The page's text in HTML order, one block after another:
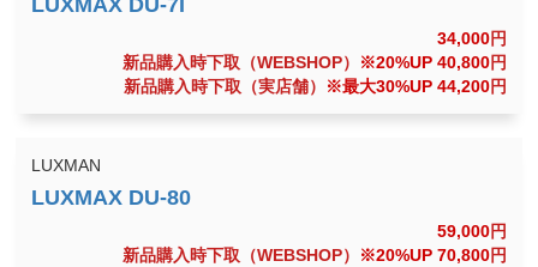
34,000円
新品購入時下取（WEBSHOP）
※20%UP 40,800円
新品購入時下取（実店舗）
※最大30%UP 44,200円
LUXMAN
59,000円
新品購入時下取（WEBSHOP）
※20%UP 70,800円